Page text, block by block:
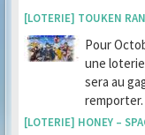
[LOTERIE] TOUKEN
Pour
une
sera au
[LOTERIE] HONEY –